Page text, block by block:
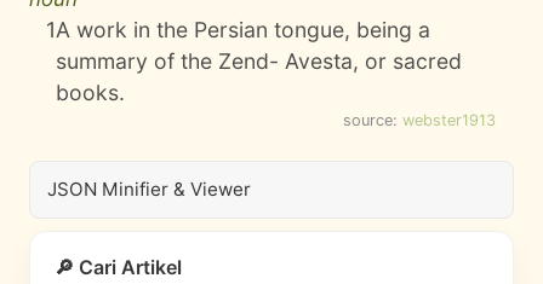
1A work in the Persian tongue, being a
summary of the Zend- Avesta, or sacred
books.
source: webster1913
JSON Minifier & Viewer
🔎 Cari Artikel